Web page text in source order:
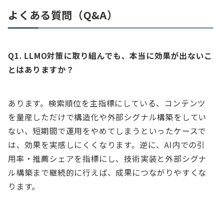
よくある質問（Q&A）
Q1. LLMO対策に取り組んでも、本当に効果が出ないこ
とはありますか？
あります。検索順位を主指標にしている、コンテンツ
を量産しただけで構造化や外部シグナル構築をしてい
ない、短期間で運用をやめてしまうといったケースで
は、効果を実感しにくくなります。逆に、AI内での引
用率・推薦シェアを指標にし、技術実装と外部シグナ
ル構築まで継続的に行えば、成果につながりやすくな
ります。